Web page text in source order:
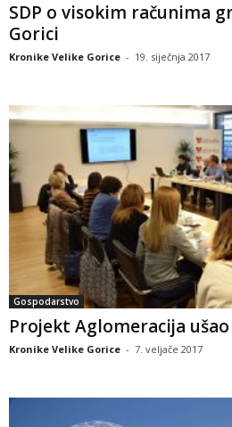
SDP o visokim računima
Gorici
Kronike Velike Gorice - 19. siječnja 2017
Gospodarstvo
Projekt Aglomeracija
Kronike Velike Gorice - 7. veljače 2017